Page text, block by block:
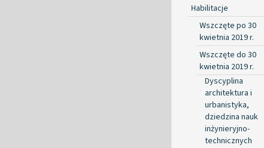
Habilitacje
Wszczęte po 30
kwietnia 2019 r.
Wszczęte do 30
kwietnia 2019 r.
Dyscyplina
architektura i
urbanistyka,
dziedzina nauk
inżynieryjno-
technicznych